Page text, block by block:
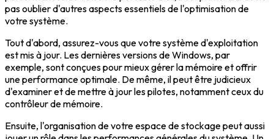
pas oublier d'autres aspects essentiels de l'optimisation de
votre système.
Tout d'abord, assurez-vous que votre système d'exploitation
est mis à jour. Les dernières versions de Windows, par
exemple, sont conçues pour mieux gérer la mémoire et offrir
une performance optimale. De même, il peut être judicieux
d'examiner et de mettre à jour les pilotes, notamment ceux du
contrôleur de mémoire.
Ensuite, l'organisation de votre espace de stockage peut aussi